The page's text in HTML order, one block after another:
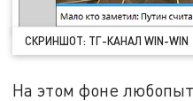
СКРИНШОТ: ТГ-КАНАЛ WIN-WIN
На этом фоне